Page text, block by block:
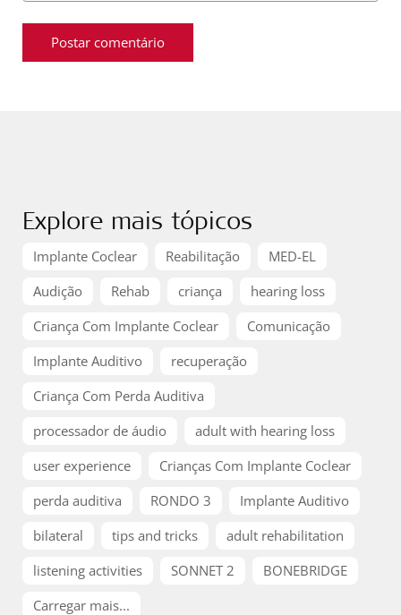
Explore mais tópicos
Implante Coclear Reabilitação
MED-EL
Audição
Rehab criança
hearing loss
Criança Com Implante Coclear
Comunicação
Implante Auditivo
recuperação
Criança Com Perda Auditiva
processador de áudio
adult with hearing loss
user experience
Crianças Com Implante Coclear
perda auditiva
RONDO 3
Implante Auditivo
bilateral
tips and tricks
adult rehabilitation
listening activities
SONNET 2
BONEBRIDGE
Carregar mais...